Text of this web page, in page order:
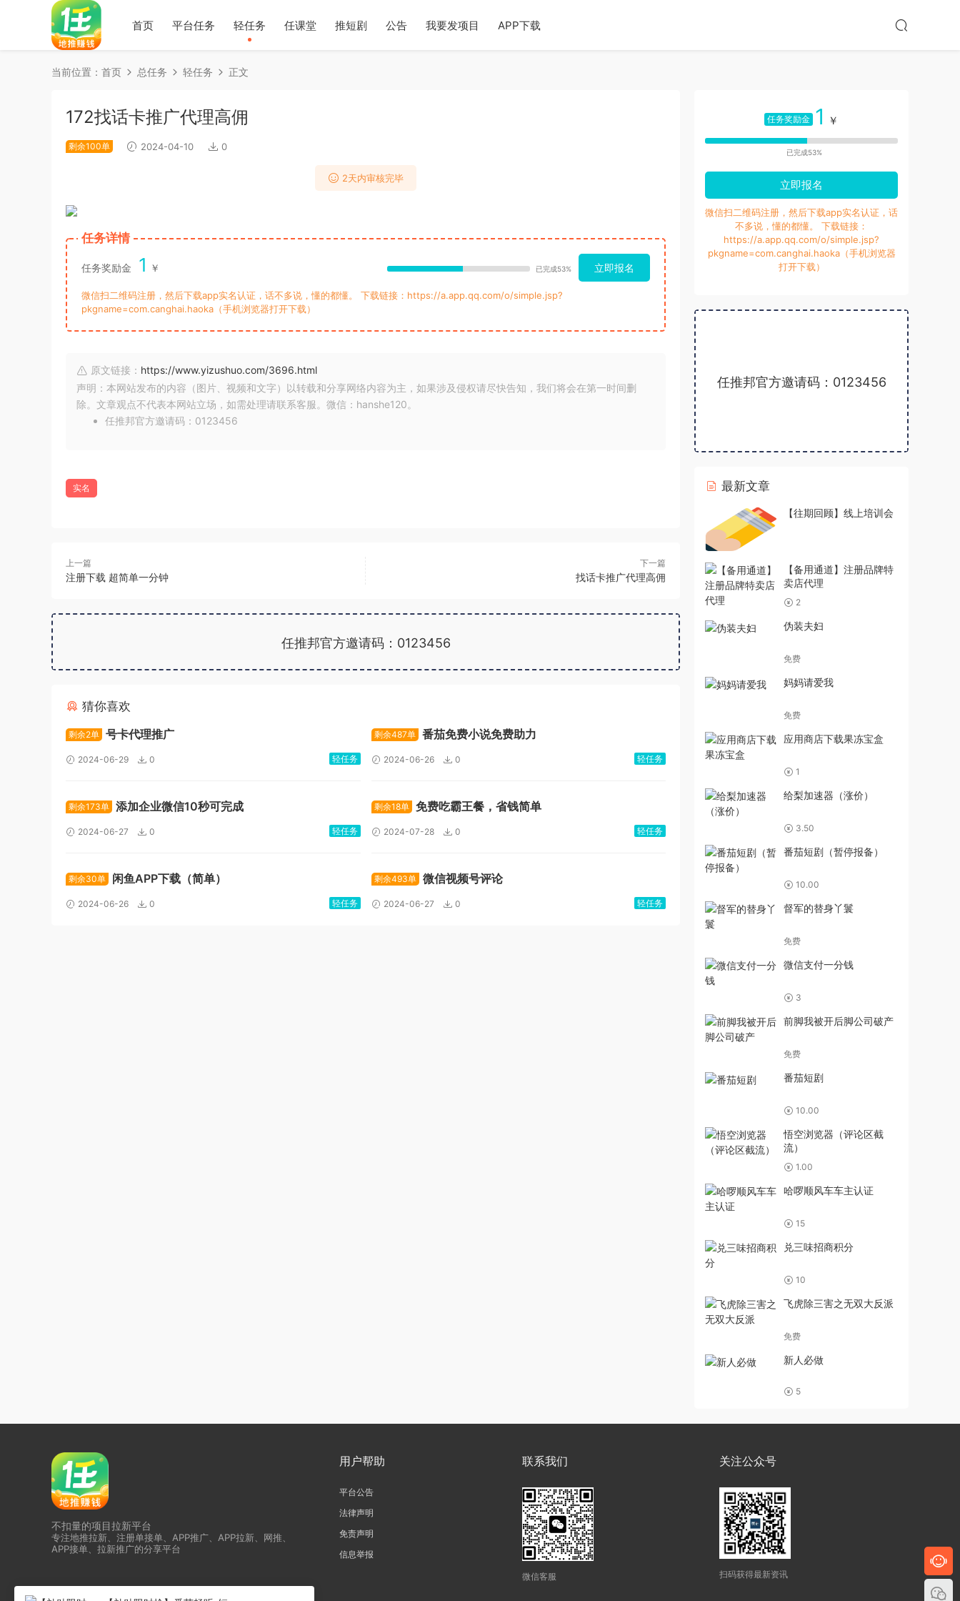
首页 平台任务 轻任务 任课堂 推短剧 公告 我要发项目 APP下载
当前位置： 首页 总任务 轻任务 正文
172找话卡推广代理高佣
剩余100单 2024-04-10 0
2天内审核完毕
任务详情
任务奖励金 1 ￥ 已完成53% 立即报名
微信扫二维码注册，然后下载app实名认证，话不多说，懂的都懂。 下载链接：https://a.app.qq.com/o/simple.jsp?
pkgname=com.canghai.haoka（手机浏览器打开下载）
原文链接： https://www.yizushuo.com/3696.html
声明：本网站发布的内容（图片、视频和文字）以转载和分享网络内容为主，如果涉及侵权请尽快告知，我们将会在第一时间删
除。文章观点不代表本网站立场，如需处理请联系客服。微信：hanshe120。
任推邦官方邀请码：0123456
实名
上一篇
注册下载 超简单一分钟
下一篇
找话卡推广代理高佣
任推邦官方邀请码：0123456
猜你喜欢
剩余2单 号卡代理推广
2024-06-29 0 轻任务
剩余487单 番茄免费小说免费助力
2024-06-26 0 轻任务
剩余173单 添加企业微信10秒可完成
2024-06-27 0 轻任务
剩余18单 免费吃霸王餐，省钱简单
2024-07-28 0 轻任务
剩余30单 闲鱼APP下载（简单）
2024-06-26 0 轻任务
剩余493单 微信视频号评论
2024-06-27 0 轻任务
任务奖励金 1 ￥
已完成53%
立即报名
微信扫二维码注册，然后下载app实名认证，话
不多说，懂的都懂。 下载链接：
https://a.app.qq.com/o/simple.jsp?
pkgname=com.canghai.haoka（手机浏览器
打开下载）
任推邦官方邀请码：0123456
最新文章
【往期回顾】线上培训会
【备用通道】注册品牌特
卖店代理
2
伪装夫妇
免费
妈妈请爱我
免费
应用商店下载果冻宝盒
1
给梨加速器（涨价）
3.50
番茄短剧（暂停报备）
10.00
督军的替身丫鬟
免费
微信支付一分钱
3
前脚我被开后脚公司破产
免费
番茄短剧
10.00
悟空浏览器（评论区截
流）
1.00
哈啰顺风车车主认证
15
兑三味招商积分
10
飞虎除三害之无双大反派
免费
新人必做
5
不扣量的项目拉新平台
专注地推拉新、注册单接单、APP推广、APP拉新、网推、
APP接单、拉新推广的分享平台
用户帮助
平台公告
法律声明
免责声明
信息举报
联系我们
微信客服
关注公众号
扫码获得最新资讯